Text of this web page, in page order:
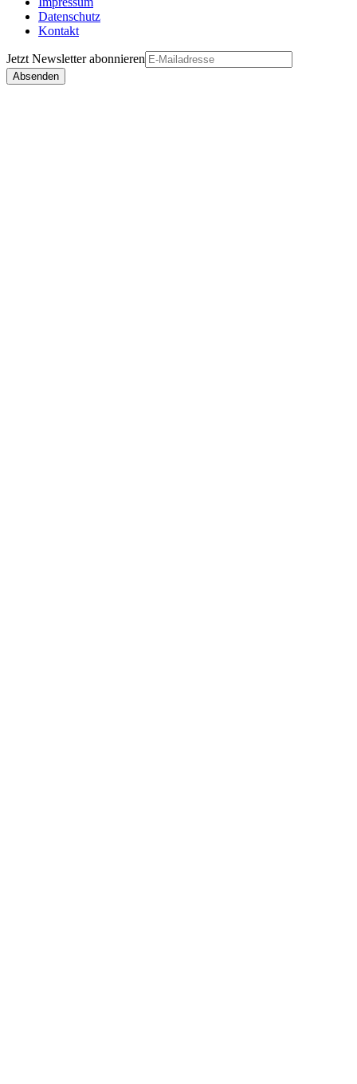
Datenschutz
Kontakt
Jetzt Newsletterabonnieren
Absenden